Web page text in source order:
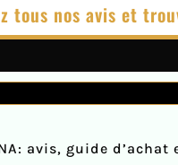
tous nos avis et
avis, guide